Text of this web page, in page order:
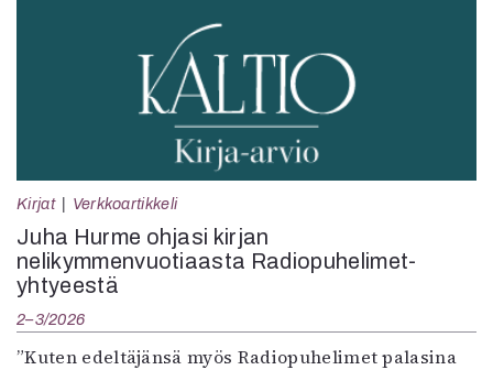
Kirjat Verkkoartikkeli
Juha Hurme ohjasi kirjan
nelikymmenvuotiaasta Radiopuhelimet-
yhtyeestä
2–3/2026
”Kuten edeltäjänsä myös Radiopuhelimet palasina